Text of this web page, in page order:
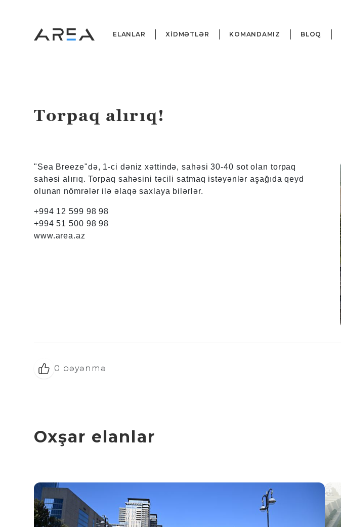
ELANLAR XİDMƏTLƏR KOMANDAMIZ BLOQ
Torpaq alırıq!
"Sea Breeze"də, 1-ci dəniz xəttində, sahəsi 30-40 sot olan torpaq
sahəsi alırıq. Torpaq sahəsini təcili satmaq istəyənlər aşağıda qeyd
olunan nömrələr ilə əlaqə saxlaya bilərlər.
+994 12 599 98 98
+994 51 500 98 98
www.area.az
0 bəyənmə
Oxşar elanlar